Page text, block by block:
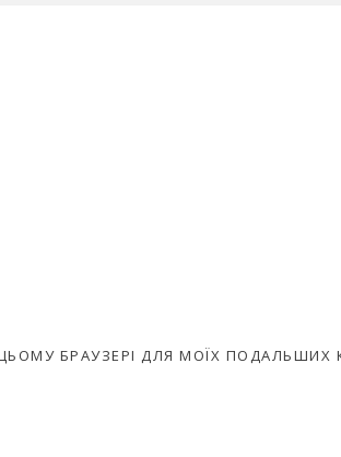
БРАУЗЕРІ ДЛЯ МОЇХ ПОДАЛЬШИХ